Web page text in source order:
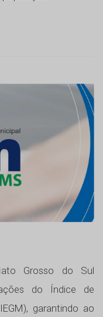
Grosso do Sul
do Índice de
garantindo ao